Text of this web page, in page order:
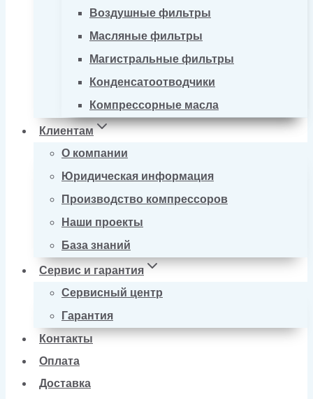
Воздушные фильтры
Масляные фильтры
Магистральные фильтры
Конденсатоотводчики
Компрессорные масла
Клиентам
О компании
Юридическая информация
Производство компрессоров
Наши проекты
База знаний
Сервис и гарантия
Сервисный центр
Гарантия
Контакты
Оплата
Доставка